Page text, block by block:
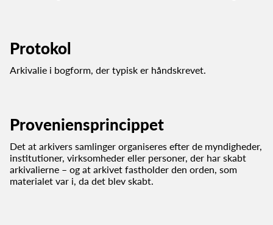
Protokol
Arkivalie i bogform, der typisk er håndskrevet.
Proveniensprincippet
Det at arkivers samlinger organiseres efter de myndigheder,
institutioner, virksomheder eller personer, der har skabt
arkivalierne – og at arkivet fastholder den orden, som
materialet var i, da det blev skabt.